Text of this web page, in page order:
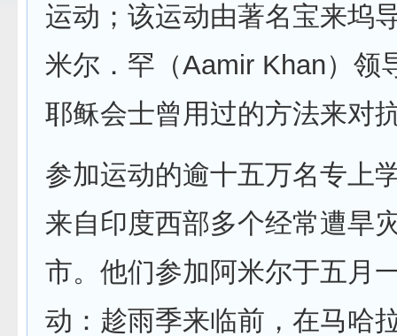
运动；该运动由著名宝来坞
米尔．罕（Aamir Khan）领
耶稣会士曾用过的方法来对
参加运动的逾十五万名专上
来自印度西部多个经常遭旱
市。他们参加阿米尔于五月
动：趁雨季来临前，在马哈